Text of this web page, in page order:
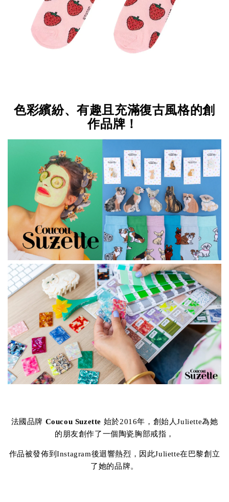
色彩繽紛、有趣且充滿復古風格的創
作品牌！
法國品牌 Coucou Suzette 始於2016年，創始人Juliette為她
的朋友創作了一個陶瓷胸部戒指，
作品被發佈到Instagram後迴響熱烈，因此Juliette在巴黎創立
了她的品牌。